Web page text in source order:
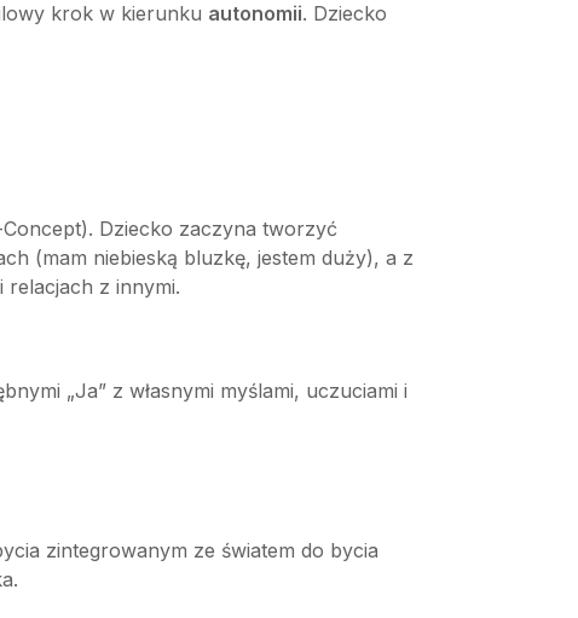
krok w kierunku autonomii. Dziecko
Dziecko zaczyna tworzyć
(mam niebieską bluzkę, jestem duży), a z
relacjach z innymi.
„Ja” z własnymi myślami, uczuciami i
zintegrowanym ze światem do bycia